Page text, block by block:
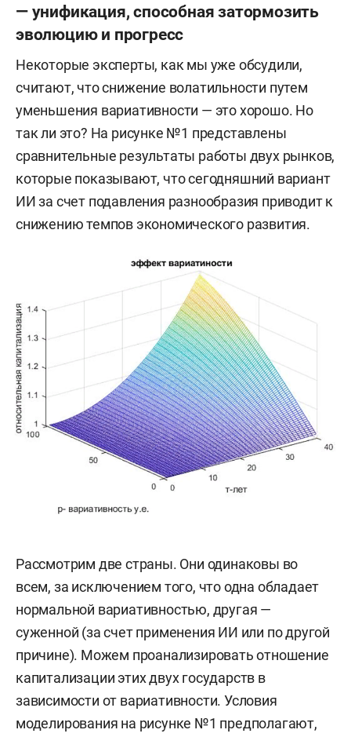
— унификация, способная затормозить
эволюцию и прогресс
Некоторые эксперты, как мы уже обсудили,
считают, что снижение волатильности путем
уменьшения вариативности — это хорошо. Но
так ли это? На рисунке №1 представлены
сравнительные результаты работы двух рынков,
которые показывают, что сегодняшний вариант
ИИ за счет подавления разнообразия приводит к
снижению темпов экономического развития.
Рассмотрим две страны. Они одинаковы во
всем, за исключением того, что одна обладает
нормальной вариативностью, другая —
суженной (за счет применения ИИ или по другой
причине). Можем проанализировать отношение
капитализации этих двух государств в
зависимости от вариативности. Условия
моделирования на рисунке №1 предполагают,